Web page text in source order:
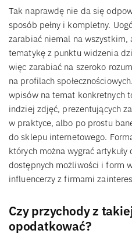
Tak naprawdę nie da się
sposób pełny i kompletny.
zarabiać niemal na wszystkim,
tematykę z punktu widzenia
więc zarabiać na szeroko
na profilach
wpisów na temat konkretnych
indziej zdjęć, prezentujących
w praktyce, albo po prostu
do sklepu internetowego.
których można wygrać
dostępnych możliwości i form
influencerzy z firmami
Czy przychody z
opodatkować?